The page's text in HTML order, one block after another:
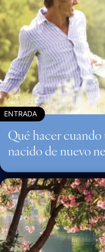
ENTRADA
Qué hacer
nacido de nuevo